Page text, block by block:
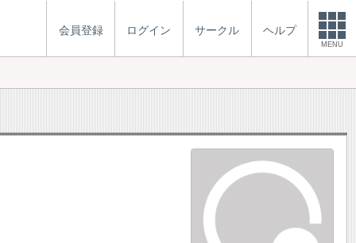
会員登録 ログイン サークル ヘルプ
MENU